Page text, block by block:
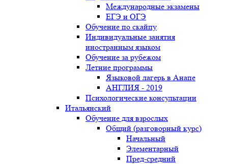
Международные экзамены
ЕГЭ и ОГЭ
Обучение по скайпу
Индивидуальные занятия
иностранным языком
Обучение за рубежом
Летние программы
Языковой лагерь в Анапе
АНГЛИЯ - 2019
Психологические консультации
Итальянский
Обучение для взрослых
Общий (разговорный курс)
Начальный
Элементарный
Пред-средний